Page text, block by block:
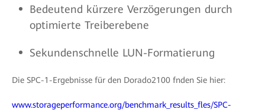
Bedeutend kürzere Verzögerungen durch
optimierte Treiberebene
Sekundenschnelle LUN-Formatierung
Die SPC-1-Ergebnisse für den Dorado2100 fnden Sie hier:
www.storageperformance.org/benchmark_results_fles/SPC-